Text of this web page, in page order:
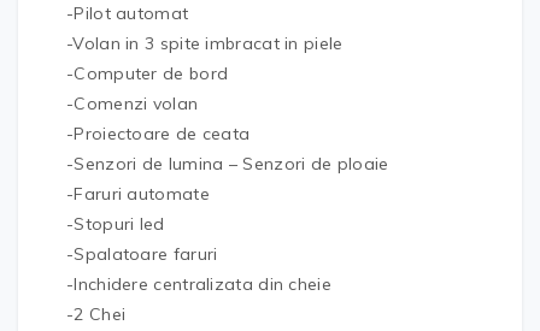
-Pilot automat
-Volan in 3 spite imbracat in piele
-Computer de bord
-Comenzi volan
-Proiectoare de ceata
-Senzori de lumina – Senzori de ploaie
-Faruri automate
-Stopuri led
-Spalatoare faruri
-Inchidere centralizata din cheie
-2 Chei